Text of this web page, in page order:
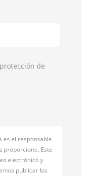
de
es el responsable
proporcione. Este
electrónico y
publicar los